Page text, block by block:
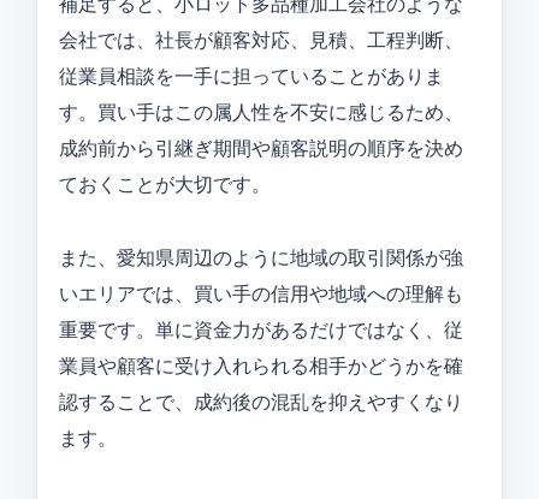
会社では、社長が顧客対応、見積、工程判断、
従業員相談を一手に担っていることがありま
す。買い手はこの属人性を不安に感じるため、
成約前から引継ぎ期間や顧客説明の順序を決め
ておくことが大切です。
また、愛知県周辺のように地域の取引関係が強
いエリアでは、買い手の信用や地域への理解も
重要です。単に資金力があるだけではなく、従
業員や顧客に受け入れられる相手かどうかを確
認することで、成約後の混乱を抑えやすくなり
ます。